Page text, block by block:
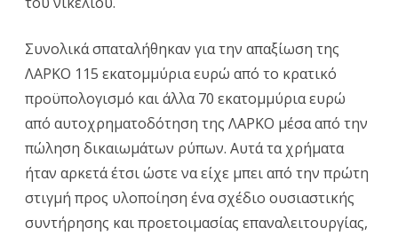
Συνολικά σπαταλήθηκαν για την απαξίωση της
ΛΑΡΚΟ 115 εκατομμύρια ευρώ από το κρατικό
προϋπολογισμό και άλλα 70 εκατομμύρια ευρώ
από αυτοχρηματοδότηση της ΛΑΡΚΟ μέσα από την
πώληση δικαιωμάτων ρύπων. Αυτά τα χρήματα
ήταν αρκετά έτσι ώστε να είχε μπει από την πρώτη
στιγμή προς υλοποίηση ένα σχέδιο ουσιαστικής
συντήρησης και προετοιμασίας επαναλειτουργίας,